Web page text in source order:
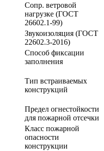
Сопр. ветровой
нагрузке (ГОСТ
26602.1-99)
Звукоизоляция (ГОСТ
22602.3-2016)
Способ фиксации
заполнения
Тип встраиваемых
конструкций
Предел огнестойкости
для пожарной отсечки
Класс пожарной
опасности
конструкции